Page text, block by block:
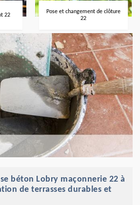
22
Pose et changement de clôture
22
béton Lobry maçonnerie 22 à
de terrasses durables et